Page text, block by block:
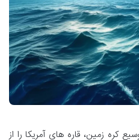
کره زمین، قاره های آمریکا را از